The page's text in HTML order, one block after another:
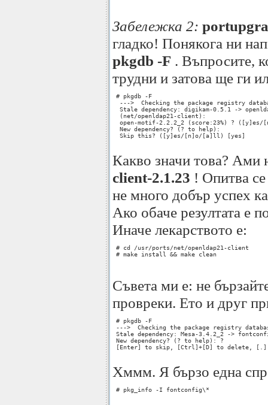
Забележка 2:
гладко! Понякога ни
pkgdb -F . Въпросите,
трудни и затова ще ги
# pkgdb -F
--->  Checking the package registry
Stale dependency: digikam-0.5.1 ->
  (net/openldap21-client):
open-motif-2.2.2_2 (score:23%) ? ([y]es/
  New dependency? (? to help):
  Skip this? ([y]es/[n]o/[a]ll) [yes]
Какво значи това? Ами
client-2.1.23 ! Опитва
не много добър успех
Ако обаче резултата е
Иначе лекарството е:
# cd /usr/ports/net/openldap21-client
# make install && make clean
Съвета ми е: не
провреки. Ето и друг
# pkgdb -F
--->  Checking the package registry
Stale dependency: Mesa-3.4.2_2 ->
New dependency? (? to help): ?
[Enter] to skip, [Ctrl]+[D] to delete,
Хммм. Я бързо една
# pkg_info -I fontconfig\*